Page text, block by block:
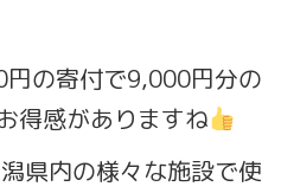
の寄付で9,000円分の
得感がありますね
県内の様々な施設で使